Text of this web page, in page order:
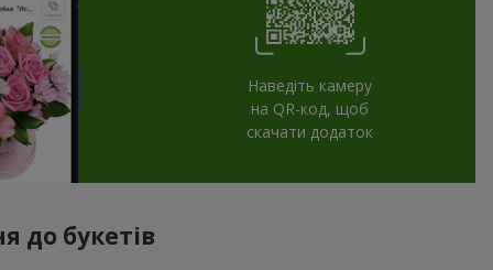
Наведіть камеру
на QR-код, щоб
скачати додаток
до букетів